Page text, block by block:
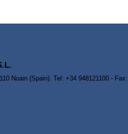
Noain (Spain). Tel: +34 948121100 -